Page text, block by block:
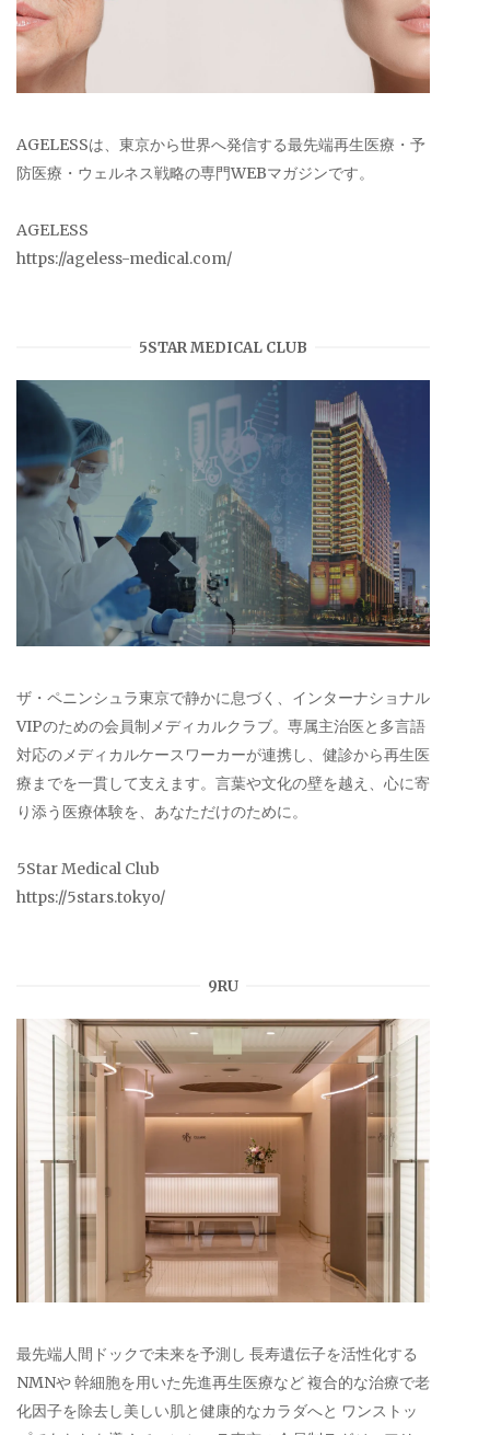
AGELESSは、東京から世界へ発信する最先端再生医療・予
防医療・ウェルネス戦略の専門WEBマガジンです。
AGELESS
https://ageless-medical.com/
5STAR MEDICAL CLUB
ザ・ペニンシュラ東京で静かに息づく、インターナショナル
VIPのための会員制メディカルクラブ。専属主治医と多言語
対応のメディカルケースワーカーが連携し、健診から再生医
療までを一貫して支えます。言葉や文化の壁を越え、心に寄
り添う医療体験を、あなただけのために。
5Star Medical Club
https://5stars.tokyo/
9RU
最先端人間ドックで未来を予測し 長寿遺伝子を活性化する
NMNや 幹細胞を用いた先進再生医療など 複合的な治療で老
化因子を除去し美しい肌と健康的なカラダへと ワンストッ